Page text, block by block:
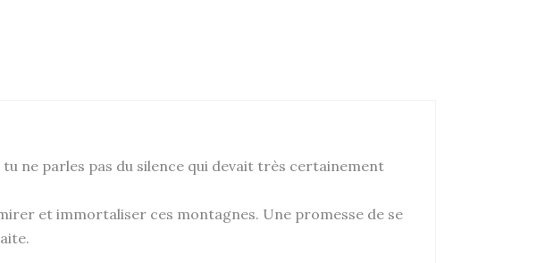
ne parles pas du silence qui devait très certainement
et immortaliser ces montagnes. Une promesse de se